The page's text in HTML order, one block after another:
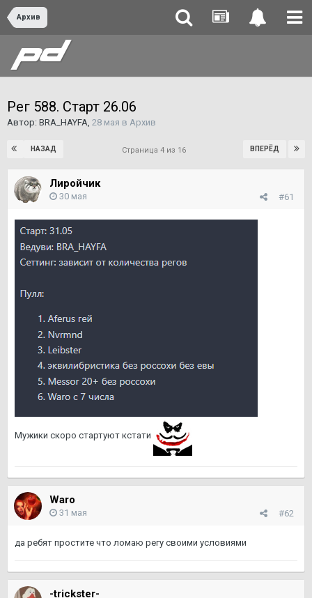
Архив
Рег 588. Старт 26.06
Автор: BRA_HAYFA, 28 мая в Архив
НАЗАД ВПЕРЁД
Страница 4 из 16
Лиройчик
#61
30 мая
Мужики скоро стартуют кстати
Waro
#62
31 мая
да ребят простите что ломаю регу своими условиями
-trickster-